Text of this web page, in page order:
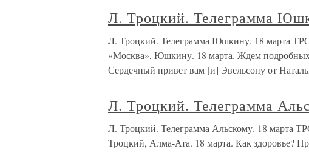
Л. Троцкий. Телеграмма
Л. Троцкий. Телеграмма Юшкину. 18
«Москва», Юшкину. 18 марта. Ждем
Сердечный привет вам [и] Эвельсону от
Л. Троцкий. Телеграмма
Л. Троцкий. Телеграмма Альскому. 18
Троцкий, Алма-Ата. 18 марта. Как здоровье?